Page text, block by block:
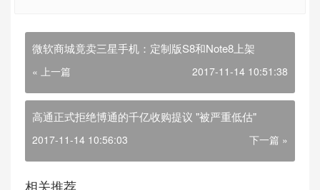
微软商城竟卖三星手机：定制版S8和Note8上架
« 上一篇 2017-11-14 10:51:38
高通正式拒绝博通的千亿收购提议 "被严重低估"
2017-11-14 10:56:03 下一篇 »
相关推荐